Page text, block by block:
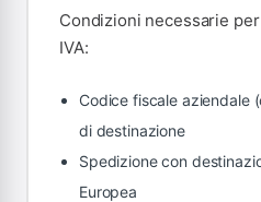
Condizioni necessarie
IVA:
Codice fiscale aziendale
di destinazione
Spedizione con
Europea